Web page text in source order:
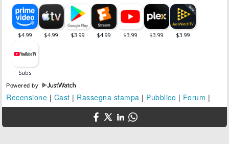
Powered by
Recensione | Cast | Rassegna stampa | Pubblico | Forum |